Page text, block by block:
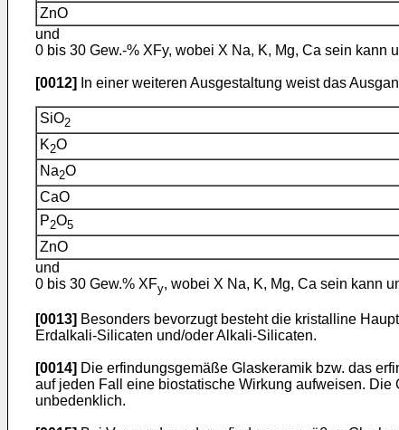
ZnO
und
0 bis 30 Gew.-% XFy, wobei X Na, K, Mg, Ca sein kann
[0012] In einer weiteren Ausgestaltung weist das
SiO2
K2O
Na2O
CaO
P2O5
ZnO
und
0 bis 30 Gew.% XFy, wobei X Na, K, Mg, Ca sein kann
[0013] Besonders bevorzugt besteht die kristalline
Erdalkali-Silicaten und/oder Alkali-Silicaten.
[0014] Die erfindungsgemäße Glaskeramik bzw. das
auf jeden Fall eine biostatische Wirkung aufweisen.
unbedenklich.